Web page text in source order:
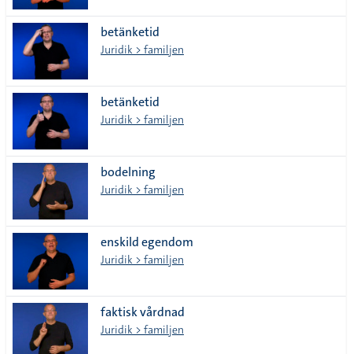
betänketid
Juridik > familjen
betänketid
Juridik > familjen
bodelning
Juridik > familjen
enskild egendom
Juridik > familjen
faktisk vårdnad
Juridik > familjen